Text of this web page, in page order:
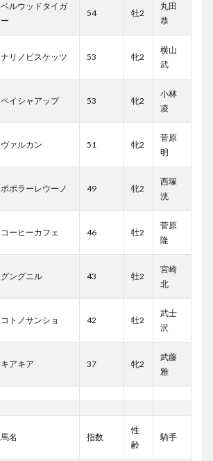
ベルウッドタイガ
ー
54 牡2
丸田
恭
ナリノビスケッツ 53 牝2
横山
武
ペイシャアップ 53 牝2
小林
凌
ヴァルカン 51 牝2
菅原
明
ポポラーレウーノ 49 牝2
西塚
洸
コーヒーカフェ 46 牡2
菅原
隆
グングニル 43 牡2
宮崎
北
コトノサンショ 42 牡2
武士
沢
キアキア 37 牝2
武藤
雅
馬名 指数
性
齢
騎手